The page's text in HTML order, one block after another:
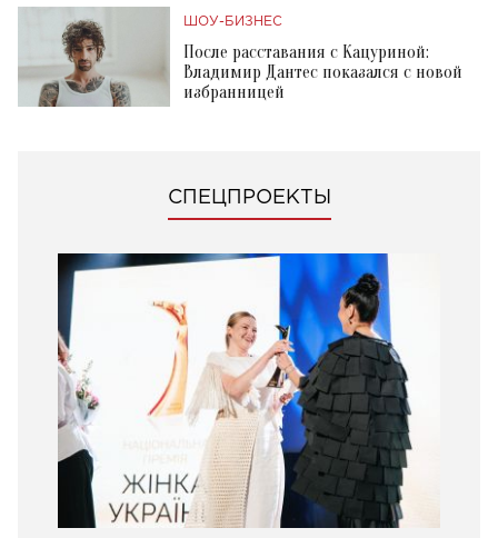
ШОУ-БИЗНЕС
После расставания с Кацуриной:
Владимир Дантес показался с новой
избранницей
СПЕЦПРОЕКТЫ